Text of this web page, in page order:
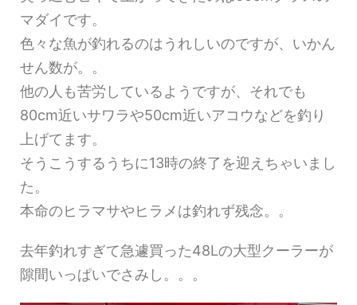
マダイです。
色々な魚が釣れるのはうれしいのですが、いかん
せん数が。。
他の人も苦労しているようですが、それでも
80cm近いサワラや50cm近いアコウなどを釣り
上げてます。
そうこうするうちに13時の終了を迎えちゃいまし
た。
本命のヒラマサやヒラメは釣れず残念。。
去年釣れすぎて急遽買った48Lの大型クーラーが
隙間いっぱいでさみし。。。